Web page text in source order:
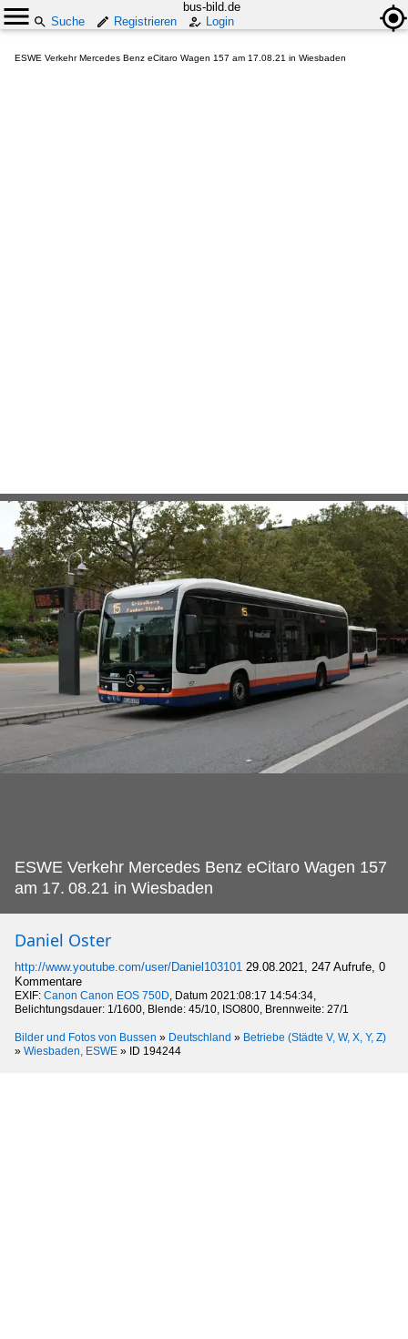
bus-bild.de
Suche
Registrieren Login
ESWE Verkehr Mercedes Benz eCitaro Wagen 157 am 17.08.21 in Wiesbaden
ESWE Verkehr Mercedes Benz eCitaro Wagen 157
am 17. 08.21 in Wiesbaden
Daniel Oster
http://www.youtube.com/user/Daniel103101 29.08.2021, 247 Aufrufe, 0
Kommentare
EXIF: Canon Canon EOS 750D, Datum 2021:08:17 14:54:34,
Belichtungsdauer: 1/1600, Blende: 45/10, ISO800, Brennweite: 27/1
Bilder und Fotos von Bussen » Deutschland » Betriebe (Städte V, W, X, Y, Z)
» Wiesbaden, ESWE » ID 194244